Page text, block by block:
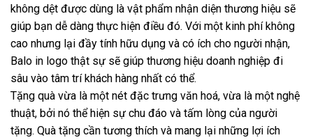
không dệt được dùng là vật phẩm nhận diện thương hiệu sẽ
giúp bạn dễ dàng thực hiện điều đó. Với một kinh phí không
cao nhưng lại đầy tính hữu dụng và có ích cho người nhận,
Balo in logo thật sự sẽ giúp thương hiệu doanh nghiệp đi
sâu vào tâm trí khách hàng nhất có thể.
Tặng quà vừa là một nét đặc trưng văn hoá, vừa là một nghệ
thuật, bởi nó thể hiện sự chu đáo và tấm lòng của người
tặng. Quà tặng cần tương thích và mang lại những lợi ích